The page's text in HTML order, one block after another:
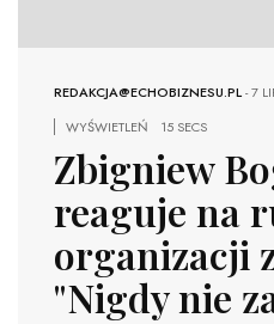
REDAKCJA@ECHOBIZNESU.PL-7
WYŚWIETLEŃ
15 SECS
Zbigniew
reaguje na
organizacji
"Nigdy nie